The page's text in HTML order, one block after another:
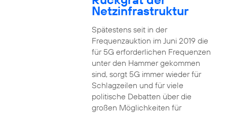
Netzinfrastruktur
Spätestens seit in der
Frequenzauktion im Juni 2019 die
für 5G erforderlichen Frequenzen
unter den Hammer gekommen
sind, sorgt 5G immer wieder für
Schlagzeilen und für viele
politische Debatten über die
großen Möglichkeiten für